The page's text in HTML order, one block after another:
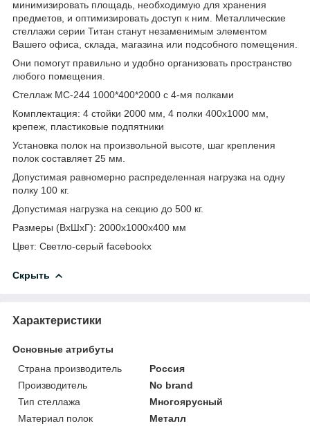
минимизировать площадь, необходимую для хранения
предметов, и оптимизировать доступ к ним. Металлические
стеллажи серии Титан станут незаменимым элементом
Вашего офиса, склада, магазина или подсобного помещения.
Они помогут правильно и удобно организовать пространство
любого помещения.
Стеллаж МС-244 1000*400*2000 с 4-мя полками
Комплектация: 4 стойки 2000 мм, 4 полки 400х1000 мм,
крепеж, пластиковые подпятники
Установка полок на произвольной высоте, шаг крепления
полок составляет 25 мм.
Допустимая равномерно распределенная нагрузка на одну
полку 100 кг.
Допустимая нагрузка на секцию до 500 кг.
Размеры (ВхШхГ): 2000х1000х400 мм
Цвет: Светло-серый facebookx
Скрыть
Характеристики
Основные атрибуты
Страна производитель
Россия
Производитель
No brand
Тип стеллажа
Многоярусный
Материал полок
Металл